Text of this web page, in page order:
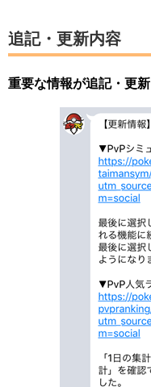
追記・更新内容
重要な情報が追記・更新